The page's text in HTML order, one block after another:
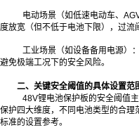
电动场景（如低速电动车、
度放宽（但不低于电池下限），过流
工业场景（如设备备用电源）
避免极端工况下的安全风险。
二、关键安全阈值的具体设置范
48V锂电池保护板的安全阈值
保护四大维度，不同电池类型的合
标准的设置参考。